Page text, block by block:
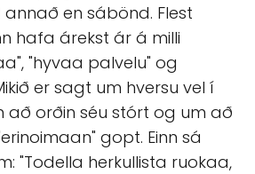
annað en sábönd. Flest
hafa árekst ár á milli
"hyvaa palvelu" og
er sagt um hversu vel í
að orðin séu stórt og um að
gopt. Einn sá
"Todella herkullista ruokaa,